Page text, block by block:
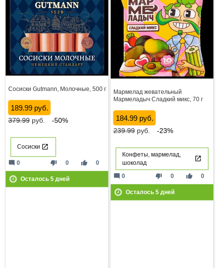
Сосиски Gutmann, Молочные, 500 г
189.99 руб.
379.99руб. -50%
Сосиски
thumb_down 0 thumb_up 0
mode_comment 0
Осталось 5дней
Мармелад жевательный
Мармеладыч Сладкий микс, 70 г
184.99 руб.
239.99руб. -23%
Конфеты, мармелад,
шоколад
thumb_down 0 thumb_up 0
mode_comment 0
Осталось 5дней